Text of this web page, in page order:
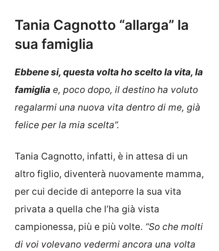
Tania Cagnotto “allarga” la
sua famiglia
Ebbene si, questa volta ho scelto la vita, la
famiglia e, poco dopo, il destino ha voluto
regalarmi una nuova vita dentro di me, già
felice per la mia scelta”.
Tania Cagnotto, infatti, è in attesa di un
altro figlio, diventerà nuovamente mamma,
per cui decide di anteporre la sua vita
privata a quella che l’ha già vista
campionessa, più e più volte. “So che molti
di voi volevano vedermi ancora una volta